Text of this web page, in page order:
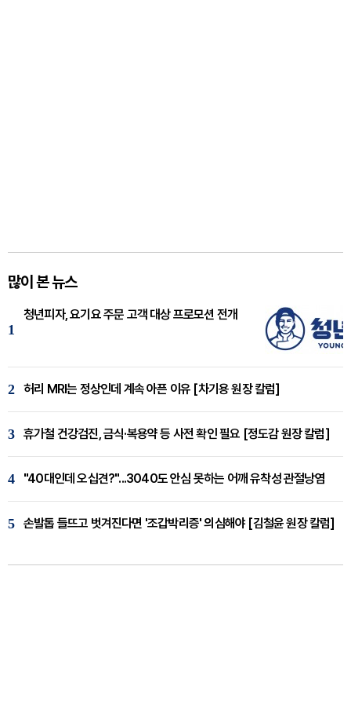
많이 본 뉴스
1
청년피자, 요기요 주문 고객 대상 프로모션 전개
2 허리 MRI는 정상인데 계속 아픈 이유 [차기용 원장 칼럼]
3 휴가철 건강검진, 금식·복용약 등 사전 확인 필요 [정도감 원장 칼럼]
4 "40대인데 오십견?"...3040도 안심 못하는 어깨 유착성 관절낭염
5 손발톱 들뜨고 벗겨진다면 '조갑박리증' 의심해야 [김철윤 원장 칼럼]